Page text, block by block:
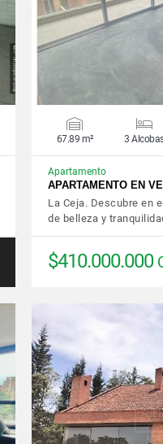
67.89 m² 3
Apartamento
APARTAMENTO EN
La Ceja. Descubre en
de belleza y
$410.000.000